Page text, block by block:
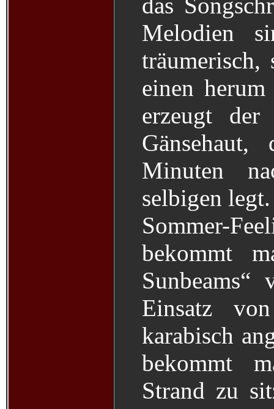
Melodien
träumerisch,
einen
erzeugt der
Minuten
selbigen legt.
Sommer-
bekommt
Einsatz
karabisch
bekommt
Strand zu